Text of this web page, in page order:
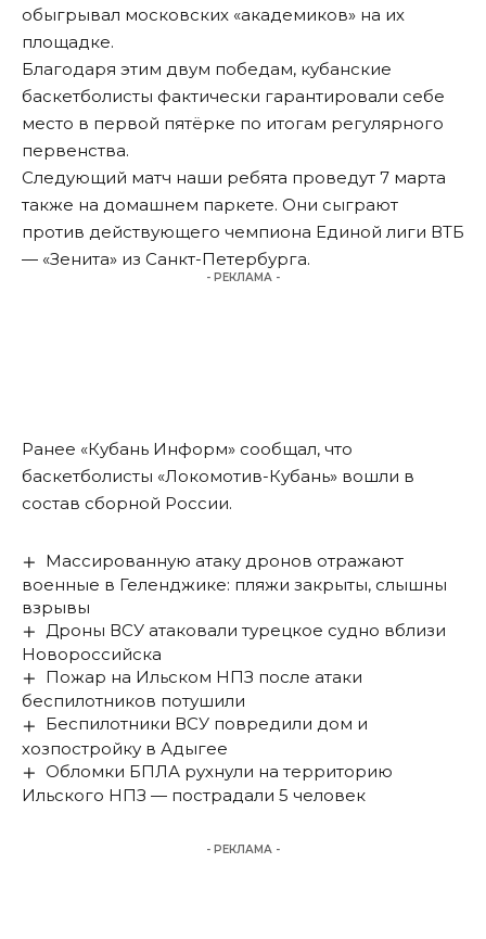
обыгрывал московских «академиков» на их
площадке.
Благодаря этим двум победам, кубанские
баскетболисты фактически гарантировали себе
место в первой пятёрке по итогам регулярного
первенства.
Следующий матч наши ребята проведут 7 марта
также на домашнем паркете. Они сыграют
против действующего чемпиона Единой лиги ВТБ
— «Зенита» из Санкт-Петербурга.
- РЕКЛАМА -
Ранее «Кубань Информ» сообщал, что
баскетболисты «Локомотив-Кубань» вошли в
состав сборной России.
Массированную атаку дронов отражают
военные в Геленджике: пляжи закрыты, слышны
взрывы
Дроны ВСУ атаковали турецкое судно вблизи
Новороссийска
Пожар на Ильском НПЗ после атаки
беспилотников потушили
Беспилотники ВСУ повредили дом и
хозпостройку в Адыгее
Обломки БПЛА рухнули на территорию
Ильского НПЗ — пострадали 5 человек
- РЕКЛАМА -